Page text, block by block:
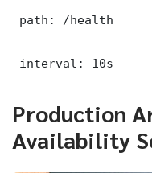
path: /health
interval: 10s
Production
Availability